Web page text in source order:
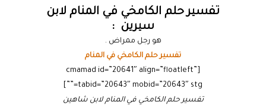
تفسير حلم الكامخي في المنام لابن
سيرين :
هو رجل ممراض .
تفسير حلم الكامخي في المنام
[cmamad id=”20641″ align=”floatleft”
tabid=”20643″ mobid=”20643″ stg=””]
تفسير حلم الكامخي في المنام لابن شاهين